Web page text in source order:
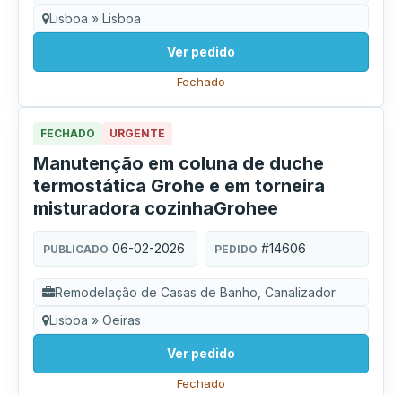
Lisboa » Lisboa
Ver pedido
Fechado
FECHADO URGENTE
Manutenção em coluna de duche
termostática Grohe e em torneira
misturadora cozinhaGrohee
PUBLICADO 06-02-2026 PEDIDO #14606
Remodelação de Casas de Banho, Canalizador
Lisboa » Oeiras
Ver pedido
Fechado